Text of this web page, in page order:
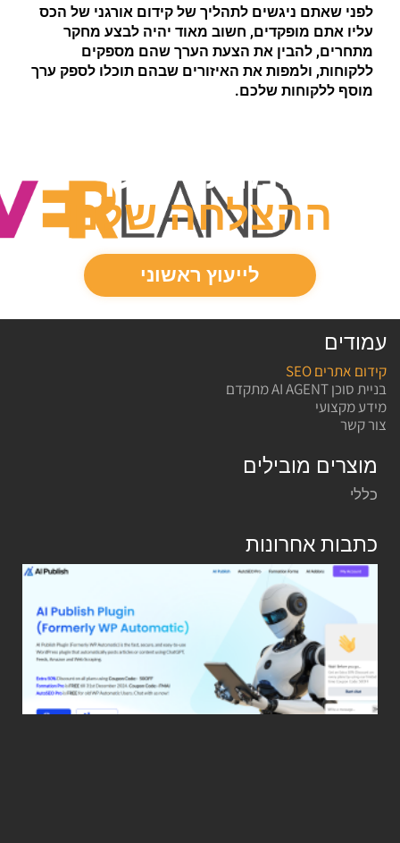
לפני שאתם ניגשים לתהליך של קידום אורגני של הכס
עליו אתם מופקדים, חשוב מאוד יהיה לבצע מחקר
מתחרים, להבין את הצעת הערך שהם מספקים
ללקוחות, ולמפות את האיזורים שבהם תוכלו לספק ערך
מוסף ללקוחות שלכם.
המותג שלך
ההצלחה שלנו
לייעוץ ראשוני
עמודים
קידום אתרים SEO
בניית סוכן AI AGENT מתקדם
מידע מקצועי
צור קשר
מוצרים מובילים
כללי
כתבות אחרונות